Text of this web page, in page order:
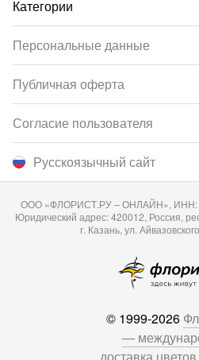
Категории
Русскоязычный сайт
Персональные данные
Публичная оферта
Согласие пользователя
ООО «ФЛОРИСТ.РУ – ОНЛАЙН», ИНН:
Юридический адрес: 420012, Россия,
г. Казань, ул.
© 1999-2026
—